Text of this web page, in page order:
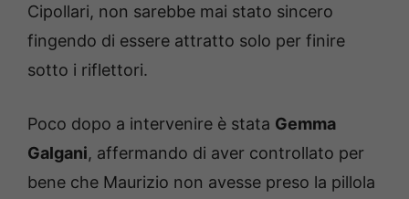
Cipollari, non sarebbe mai stato sincero
fingendo di essere attratto solo per finire
sotto i riflettori.
Poco dopo a intervenire è stata Gemma
Galgani, affermando di aver controllato per
bene che Maurizio non avesse preso la pillola